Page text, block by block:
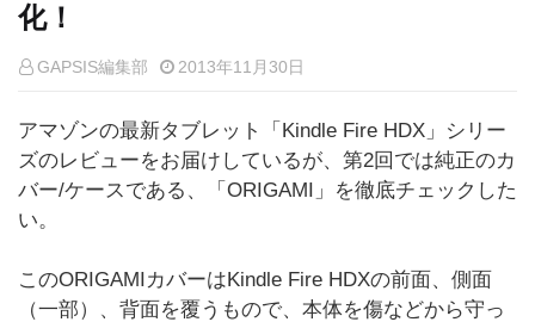
化！
GAPSIS編集部 2013年11月30日
アマゾンの最新タブレット「Kindle Fire HDX」シリー
ズのレビューをお届けしているが、第2回では純正のカ
バー/ケースである、「ORIGAMI」を徹底チェックした
い。
このORIGAMIカバーはKindle Fire HDXの前面、側面
（一部）、背面を覆うもので、本体を傷などから守っ